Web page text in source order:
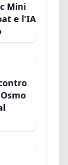
Mini
e l'IA